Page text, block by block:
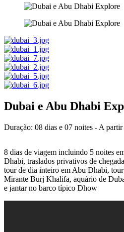
Dubai e Abu Dhabi
Duração: 08 dias e 07 noites - A partir
8 dias de viagem incluindo 5 noites
Dhabi, traslados privativos de
tour de dia inteiro em Abu Dhabi,
Mirante Burj Khalifa, aquário de
e jantar no barco típico Dhow